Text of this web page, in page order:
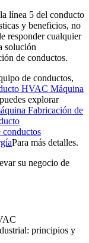
línea 5 del conducto
y beneficios, no
responder cualquier
solución
de conductos.
de conductos,
HVAC Máquina
explorar
Fabricación de
conductos
Para más detalles.
su negocio de
principios y